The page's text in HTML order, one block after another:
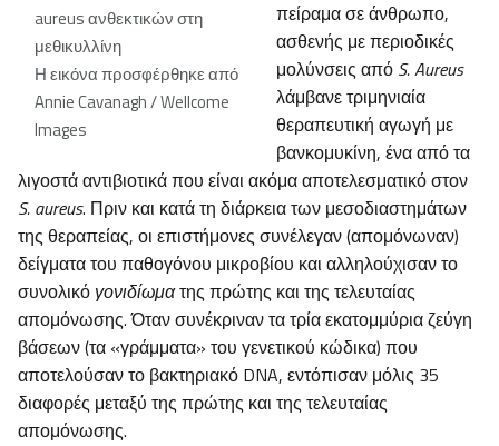
aureus ανθεκτικών στη
μεθικυλλίνη
Η εικόνα προσφέρθηκε από
Annie Cavanagh / Wellcome
Images
πείραμα σε άνθρωπο,
ασθενής με περιοδικές
μολύνσεις από S. Aureus
λάμβανε τριμηνιαία
θεραπευτική αγωγή με
βανκομυκίνη, ένα από τα
λιγοστά αντιβιοτικά που είναι ακόμα αποτελεσματικό στον
S. aureus. Πριν και κατά τη διάρκεια των μεσοδιαστημάτων
της θεραπείας, οι επιστήμονες συνέλεγαν (απομόνωναν)
δείγματα του παθογόνου μικροβίου και αλληλούχισαν το
συνολικό γονιδίωματης πρώτης και της τελευταίας
απομόνωσης. Όταν συνέκριναν τα τρία εκατομμύρια ζεύγη
βάσεων (τα «γράμματα» του γενετικού κώδικα) που
αποτελούσαν το βακτηριακό DNA, εντόπισαν μόλις 35
διαφορές μεταξύ της πρώτης και της τελευταίας
απομόνωσης.